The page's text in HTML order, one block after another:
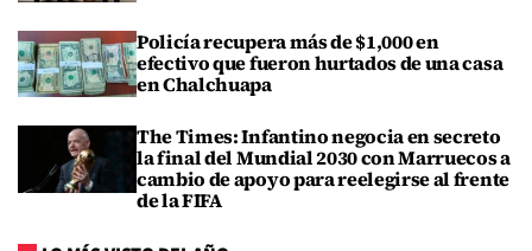
Policía recupera más de $1,000 en
efectivo que fueron hurtados de una casa
en Chalchuapa
The Times: Infantino negocia en secreto
la final del Mundial 2030 con Marruecos a
cambio de apoyo para reelegirse al frente
de la FIFA